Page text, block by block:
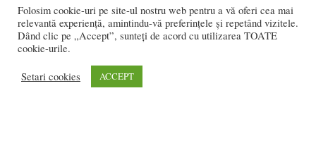
Ioana BRADEA - noiembrie 24, 2018
1
Folosim cookie-uri pe site-ul nostru web pentru a vă oferi cea mai
relevantă experiență, amintindu-vă preferințele și repetând vizitele.
Dând clic pe „Accept”, sunteți de acord cu utilizarea TOATE
cookie-urile.
Setari cookies ACCEPT